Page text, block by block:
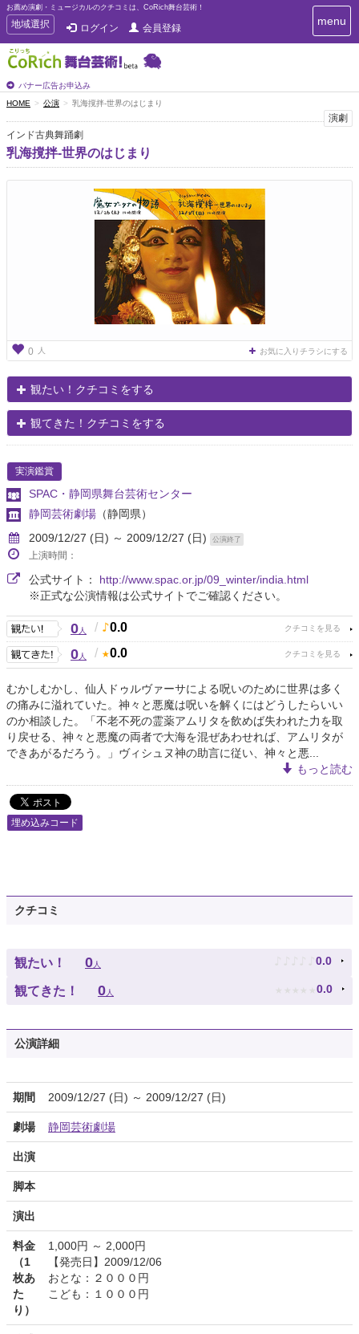
お薦め演劇・ミュージカルのクチコミは、CoRich舞台芸術！
T
o
g
g
e
n
a
v
i
g
地域選択 ログイン 会員登録
バナー広告お申込み
T
o
i
g
menu
HOME 公演 乳海撹拌-世界のはじまり
演劇
インド古典舞踊劇
乳海撹拌-世界のはじまり
0 人 お気に入りチラシにする
観たい！クチコミをする
観てきた！クチコミをする
実演鑑賞
SPAC・静岡県舞台芸術センター
静岡芸術劇場 （静岡県）
2009/12/27 (日) ～ 2009/12/27 (日)
公演終了
上演時間：
公式サイト： http://www.spac.or.jp/09_winter/india.html
※正式な公演情報は公式サイトでご確認ください。
0人 / 0.0
0人 / 0.0
むかしむかし、仙人ドゥルヴァーサによる呪いのために世界は多く
の痛みに溢れていた。神々と悪魔は呪いを解くにはどうしたらいい
のか相談した。「不老不死の霊薬アムリタを飲めば失われた力を取
り戻せる、神々と悪魔の両者で大海を混ぜあわせれば、アムリタが
できあがるだろう。」ヴィシュヌ神の助言に従い、神々と悪...
もっと読む
埋め込みコード
クチコミ
観たい！ 0人 ♪ ♪ ♪ ♪ ♪ 0.0
観てきた！ 0人 ★ ★ ★ ★ ★ 0.0
公演詳細
期間 2009/12/27 (日) ～ 2009/12/27 (日)
劇場 静岡芸術劇場
出演
脚本
演出
料金
（1
枚あ
た
り）
1,000円 ～ 2,000円
【発売日】2009/12/06
おとな：２０００円
こども：１０００円